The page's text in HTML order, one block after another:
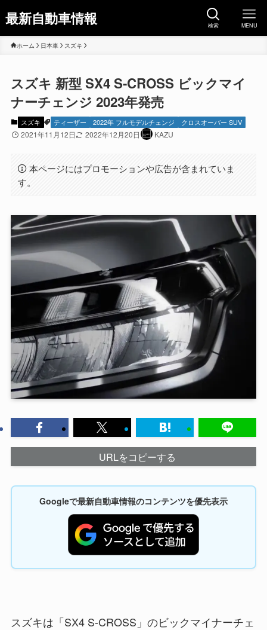
最新自動車情報 検索 MENU
ホーム 日本車 スズキ
スズキ 新型 SX4 S-CROSS ビックマイ
ナーチェンジ 2023年発売
スズキ ティーザー 2022年 フルモデルチェンジ クロスオーバー SUV
2021年11月12日 2022年12月20日 KAZU
本ページにはプロモーションや広告が含まれていま
す。
URLをコピーする
Googleで最新自動車情報のコンテンツを優先表示
スズキは「SX4 S-CROSS」のビックマイナーチェ